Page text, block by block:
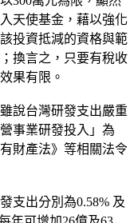
天使基金，藉以強化
投資抵減的資格與範
換言之，只要有稅收
果有限。
說台灣研發支出嚴重
事業研發投入」為
財產法》等相關法令
支出分別為0.58% 及